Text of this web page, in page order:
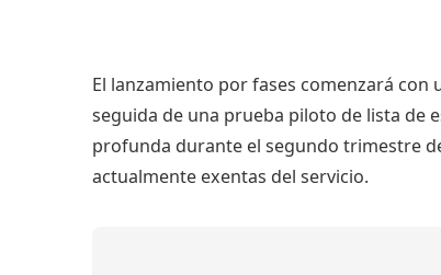
El lanzamiento por fases comenzará
seguida de una prueba piloto de lista de
profunda durante el segundo trimestre
actualmente exentas del servicio.